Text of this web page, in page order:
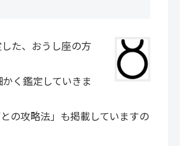
た、おうし座の方
く鑑定していきま
の攻略法」も掲載していますの